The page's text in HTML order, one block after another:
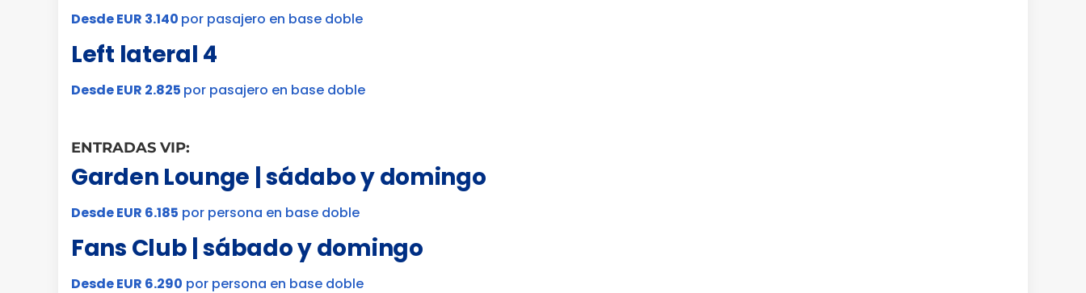
Desde EUR 3.140 por pasajero en base doble
Left lateral 4
Desde EUR 2.825 por pasajero en base doble
ENTRADAS VIP:
Garden Lounge | sádabo y domingo
Desde EUR 6.185 por persona en base doble
Fans Club | sábado y domingo
Desde EUR 6.290 por persona en base doble